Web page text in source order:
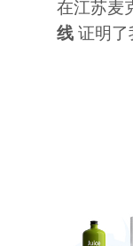
在江苏麦
线 证明了